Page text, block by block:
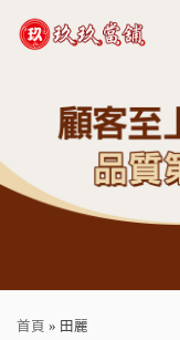
content
首頁 » 田麗